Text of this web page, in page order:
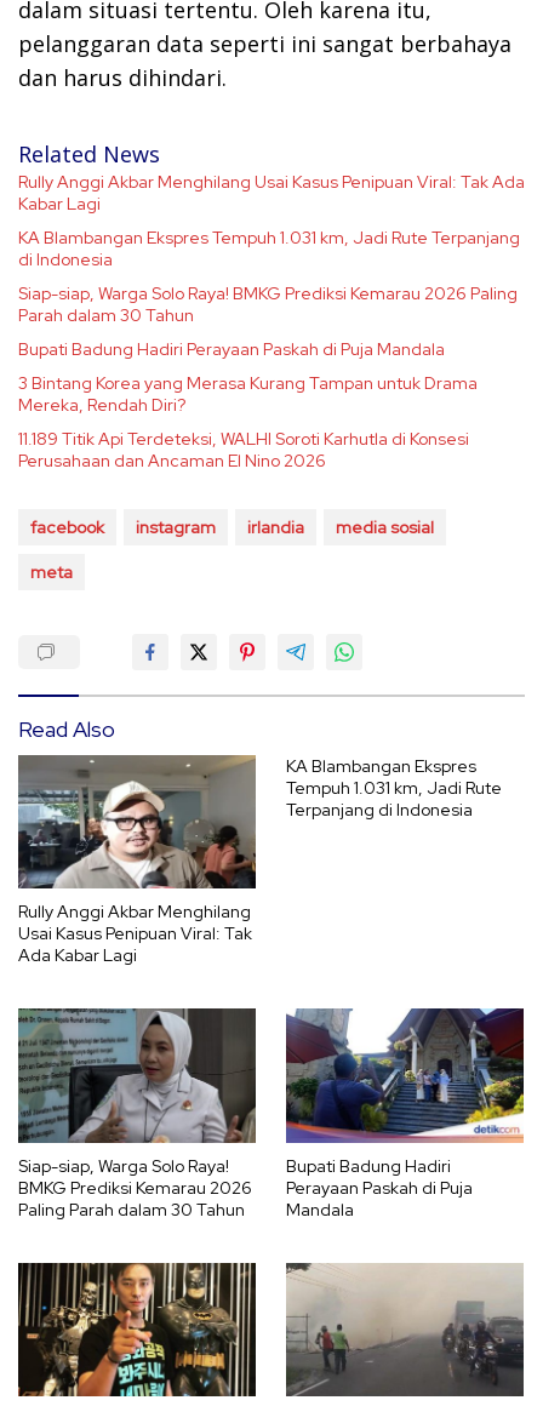
dalam situasi tertentu. Oleh karena itu,
pelanggaran data seperti ini sangat berbahaya
dan harus dihindari.
Related News
Rully Anggi Akbar Menghilang Usai Kasus Penipuan Viral: Tak Ada
Kabar Lagi
KA Blambangan Ekspres Tempuh 1.031 km, Jadi Rute Terpanjang
di Indonesia
Siap-siap, Warga Solo Raya! BMKG Prediksi Kemarau 2026 Paling
Parah dalam 30 Tahun
Bupati Badung Hadiri Perayaan Paskah di Puja Mandala
3 Bintang Korea yang Merasa Kurang Tampan untuk Drama
Mereka, Rendah Diri?
11.189 Titik Api Terdeteksi, WALHI Soroti Karhutla di Konsesi
Perusahaan dan Ancaman El Nino 2026
facebook instagram irlandia media sosial
meta
Read Also
Rully Anggi Akbar Menghilang
Usai Kasus Penipuan Viral: Tak
Ada Kabar Lagi
KA Blambangan Ekspres
Tempuh 1.031 km, Jadi Rute
Terpanjang di Indonesia
Siap-siap, Warga Solo Raya!
BMKG Prediksi Kemarau 2026
Paling Parah dalam 30 Tahun
Bupati Badung Hadiri
Perayaan Paskah di Puja
Mandala